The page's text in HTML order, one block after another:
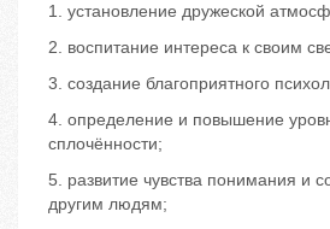
1. установление дружеской
2. воспитание интереса к своим
3. создание благоприятного
4. определение и повышение
сплочённости;
5. развитие чувства понимания и
другим людям;